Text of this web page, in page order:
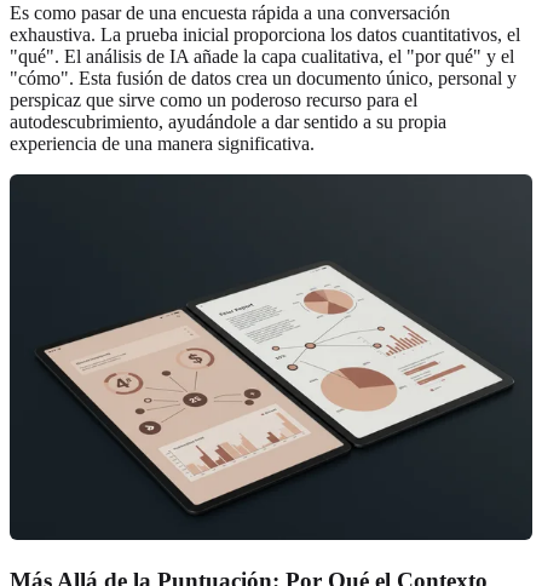
Es como pasar de una encuesta rápida a una conversación
exhaustiva. La prueba inicial proporciona los datos cuantitativos, el
"qué". El análisis de IA añade la capa cualitativa, el "por qué" y el
"cómo". Esta fusión de datos crea un documento único, personal y
perspicaz que sirve como un poderoso recurso para el
autodescubrimiento, ayudándole a dar sentido a su propia
experiencia de una manera significativa.
Más Allá de la Puntuación: Por Qué el Contexto